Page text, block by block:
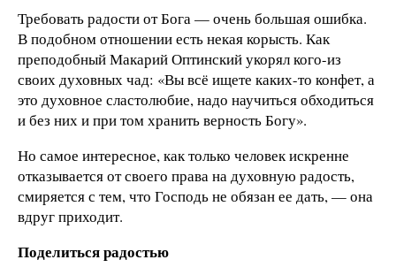
Требовать радости от Бога — очень большая ошибка.
В подобном отношении есть некая корысть. Как
преподобный Макарий Оптинский укорял кого-из
своих духовных чад: «Вы всё ищете каких-то конфет, а
это духовное сластолюбие, надо научиться обходиться
и без них и при том хранить верность Богу».
Но самое интересное, как только человек искренне
отказывается от своего права на духовную радость,
смиряется с тем, что Господь не обязан ее дать, — она
вдруг приходит.
Поделиться радостью